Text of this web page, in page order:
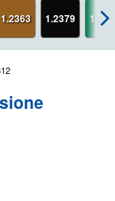
1.2363 1.2379